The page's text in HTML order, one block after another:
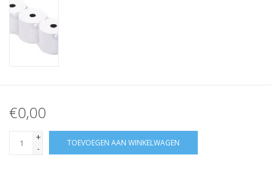
€0,00
+
-
TOEVOEGEN AAN WINKELWAGEN